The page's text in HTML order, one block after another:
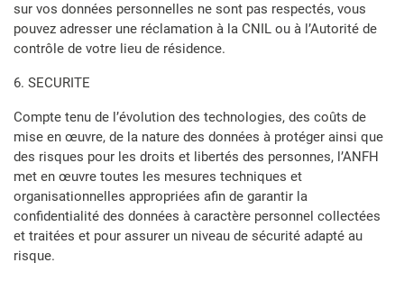
sur vos données personnelles ne sont pas respectés, vous
pouvez adresser une réclamation à la CNIL ou à l’Autorité de
contrôle de votre lieu de résidence.
6. SECURITE
Compte tenu de l’évolution des technologies, des coûts de
mise en œuvre, de la nature des données à protéger ainsi que
des risques pour les droits et libertés des personnes, l’ANFH
met en œuvre toutes les mesures techniques et
organisationnelles appropriées afin de garantir la
confidentialité des données à caractère personnel collectées
et traitées et pour assurer un niveau de sécurité adapté au
risque.